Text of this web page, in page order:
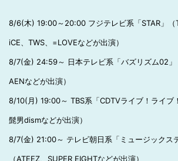
8/6(木) 19:00～20:00 フジテレビ系「STAR」
iCE、TWS、=LOVEなどが出演）
8/7(金) 24:59～ 日本テレビ系「バズリズム02」
AENなどが出演）
8/10(月) 19:00～ TBS系「CDTVライブ！ライブ
髭男dismなどが出演）
8/7(金) 21:00～ テレビ朝日系「ミュージックス
（ATEEZ、SUPER EIGHTなどが出演）